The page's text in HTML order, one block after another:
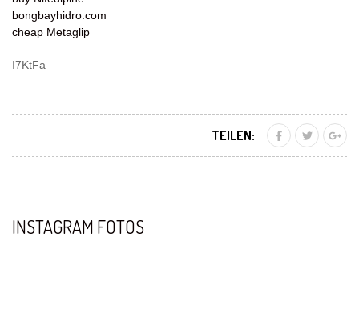
bongbayhidro.com
cheap Metaglip
I7KtFa
TEILEN:
INSTAGRAM FOTOS